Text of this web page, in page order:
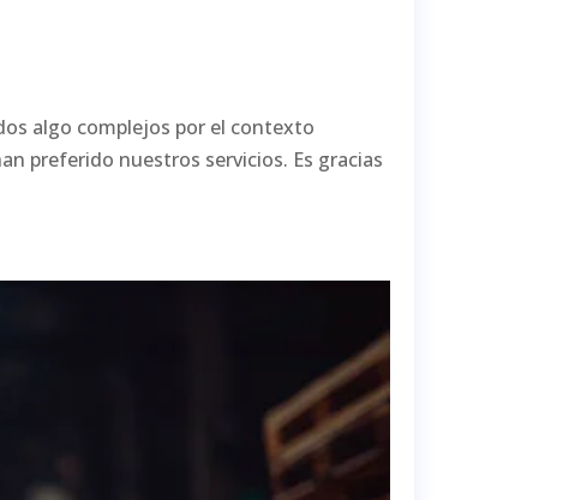
algo complejos por el contexto
preferido nuestros servicios. Es gracias